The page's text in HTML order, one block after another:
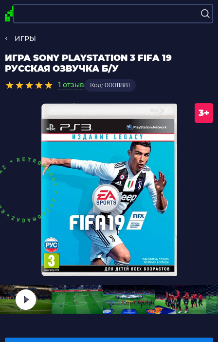
ИГРЫ
ИГРА SONY PLAYSTATION 3 FIFA 19
РУССКАЯ ОЗВУЧКА Б/У
1 отзыв Код: 00011881
3+